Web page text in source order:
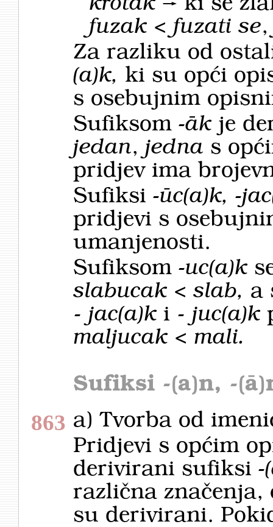
fuzak < fuzati se
Za razliku od
(a)k, ki su opći
s osebujnim
Sufiksom -ākje
jedan, jedna s
pridjev ima
Sufiksi -ūc(a)k, -
pridjevi s
umanjenosti.
Sufiksom -uc(a)k
slabucak < slab, a
- jac(a)ki - juc(a)k
maljucak < mali.
Sufiksi -(a)n, -
863 a) Tvorba od
Pridjevi s općim
derivirani sufiksi -
različna značenja,
su derivirani.